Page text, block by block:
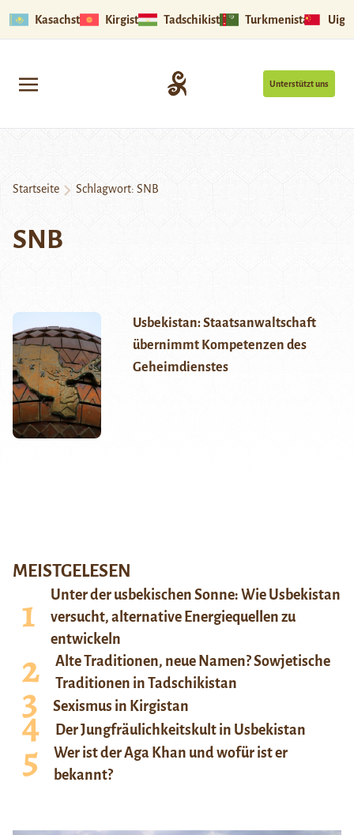
Kasachstan Kirgistan Tadschikistan Turkmenistan
Unterstützt uns
Startseite Schlagwort: SNB
SNB
Usbekistan: Staatsanwaltschaft
übernimmt Kompetenzen des
Geheimdienstes
MEISTGELESEN
Unter der usbekischen Sonne: Wie Usbekistan
versucht, alternative Energiequellen zu
entwickeln
Alte Traditionen, neue Namen? Sowjetische
Traditionen in Tadschikistan
Sexismus in Kirgistan
Der Jungfräulichkeitskult in Usbekistan
Wer ist der Aga Khan und wofür ist er
bekannt?